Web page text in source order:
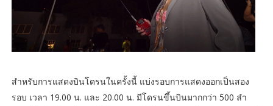
สำหรับการแสดงบินโดรนในครั้งนี้ แบ่งรอบการแสดงออกเป็นสอง
รอบ เวลา 19.00 น. และ 20.00 น. มีโดรนขึ้นบินมากกว่า 500 ลำ